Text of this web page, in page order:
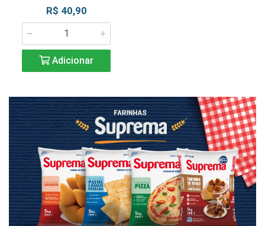
R$ 40,90
Adicionar